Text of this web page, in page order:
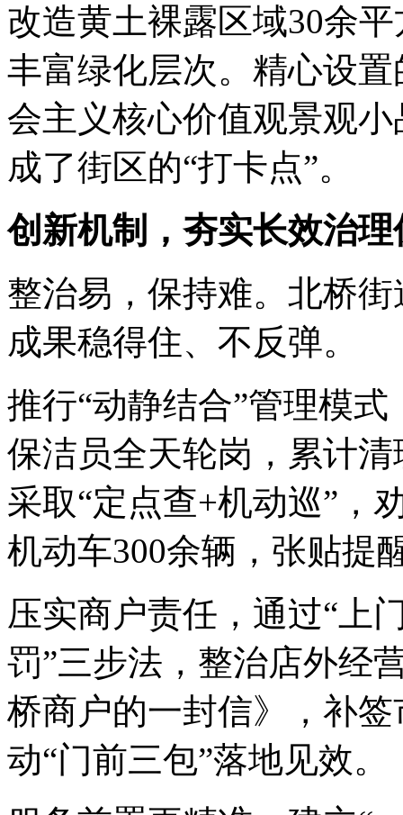
改造黄土裸露区域30余
丰富绿化层次。精心设
会主义核心价值观景观
成了街区的“打卡点”。
创新机制，夯实长效治理
整治易，保持难。北桥
成果稳得住、不反弹。
推行“动静结合”管理模
保洁员全天轮岗，累计
采取“定点查+机动巡”，
机动车300余辆，张贴提
压实商户责任，通过“
罚”三步法，整治店外经
桥商户的一封信》，补
动“门前三包”落地见效。